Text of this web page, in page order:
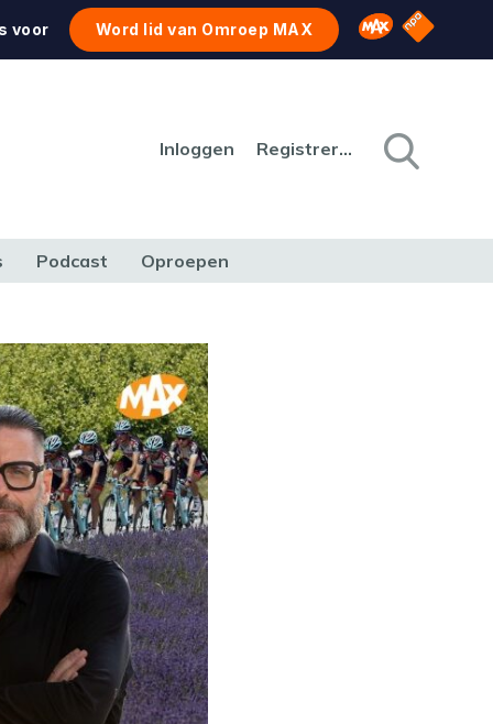
voor Word lid van Omroep MAX Omroep MAX
NPO
Inloggen Registreren
Podcast Oproepen